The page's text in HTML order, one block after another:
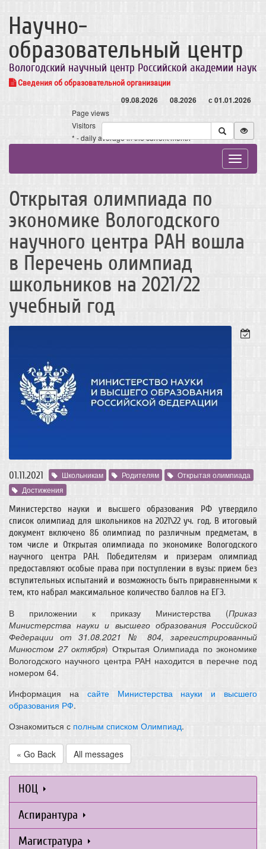
Научно-
образовательный центр
Вологодский научный центр Российской академии наук
Сведения об образовательной организации
09.08.2026 08.2026 с 01.01.2026
Page views
Visitors
* - daily average in the current month
Toggle
Открытая олимпиада по
экономике Вологодского
научного центра РАН вошла
в Перечень олимпиад
школьников на 2021/22
учебный год
01.11.2021 Школьникам Родителям
Открытая олимпиада
Достижения
Министерство науки и высшего образования РФ утвердило
список олимпиад для школьников на 2021\22 уч. год. В итоговый
документ включено 86 олимпиад по различным предметам, в
том числе и Открытая олимпиада по экономике Вологодского
научного центра РАН. Победителям и призерам олимпиад
предоставляют особые права при поступлении в вузы: прием без
вступительных испытаний и возможность быть приравненными к
тем, кто набрал максимальное количество баллов на ЕГЭ.
В приложении к приказу Министерства (Приказ
Министерства науки и высшего образования Российской
Федерации от 31.08.2021 № 804, зарегистрированный
Минюстом 27 октября) Открытая Олимпиада по экономике
Вологодского научного центра РАН находится в перечне под
номером 64.
Информация на сайте Министерства науки и высшего
образования РФ.
Ознакомиться с полным списком Олимпиад.
« Go Back All messages
НОЦ
Аспирантура
Магистратура